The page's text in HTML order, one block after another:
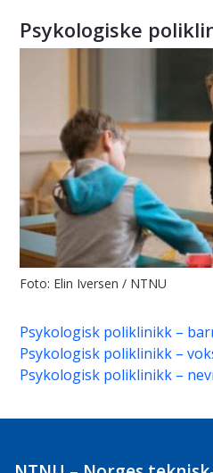
Psykologiske
Foto: Elin Iversen / NTNU
Psykologisk poliklinikk –
Psykologisk poliklinikk –
Psykologisk poliklinikk –